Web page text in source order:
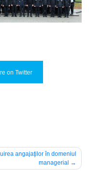
on Twitter
angajaţilor în domeniul
managerial